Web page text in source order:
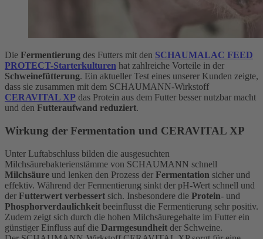
Die Fermentierung des Futters mit den SCHAUMALAC FEED
PROTECT-Starterkulturen hat zahlreiche Vorteile in der
Schweinefütterung. Ein aktueller Test eines unserer Kunden zeigte,
dass sie zusammen mit dem SCHAUMANN-Wirkstoff
CERAVITAL XP das Protein aus dem Futter besser nutzbar macht
und den Futteraufwand reduziert.
Wirkung der Fermentation und CERAVITAL XP
Unter Luftabschluss bilden die ausgesuchten
Milchsäurebakterienstämme von SCHAUMANN schnell
Milchsäure und lenken den Prozess der Fermentation sicher und
effektiv. Während der Fermentierung sinkt der pH-Wert schnell und
der Futterwert verbessert sich. Insbesondere die Protein- und
Phosphorverdaulichkeit beeinflusst die Fermentierung sehr positiv.
Zudem zeigt sich durch die hohen Milchsäuregehalte im Futter ein
günstiger Einfluss auf die Darmgesundheit der Schweine.